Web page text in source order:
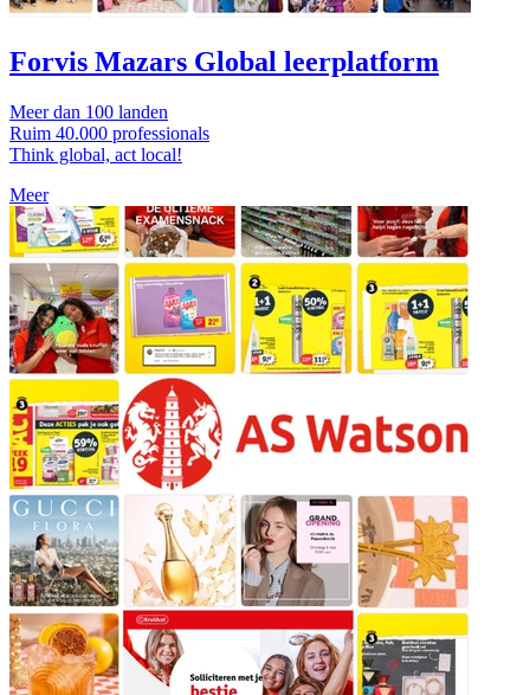
Forvis Mazars Global leerplatform
Meer dan 100 landen
Ruim 40.000 professionals
Think global, act local!
Meer